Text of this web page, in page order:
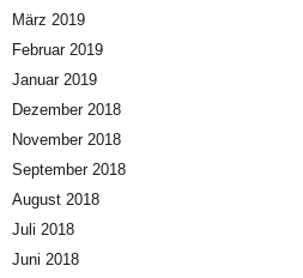
März 2019
Februar 2019
Januar 2019
Dezember 2018
November 2018
September 2018
August 2018
Juli 2018
Juni 2018